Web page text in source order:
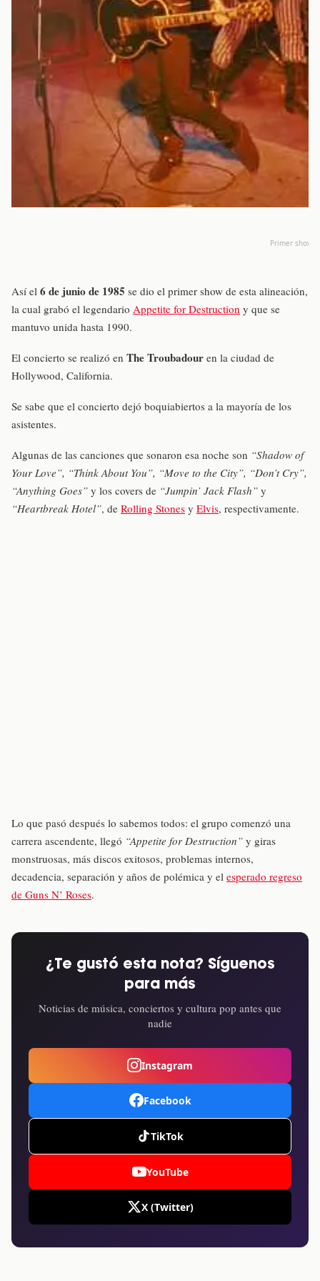
Primer show
Así el 6 de junio de 1985 se dio el primer show de esta alineación,
la cual grabó el legendario Appetite for Destruction y que se
mantuvo unida hasta 1990.
El concierto se realizó en The Troubadour en la ciudad de
Hollywood, California.
Se sabe que el concierto dejó boquiabiertos a la mayoría de los
asistentes.
Algunas de las canciones que sonaron esa noche son “Shadow of
Your Love”, “Think About You”, “Move to the City”, “Don’t Cry”,
“Anything Goes” y los covers de “Jumpin’ Jack Flash” y
“Heartbreak Hotel”, de Rolling Stones y Elvis, respectivamente.
Lo que pasó después lo sabemos todos: el grupo comenzó una
carrera ascendente, llegó “Appetite for Destruction” y giras
monstruosas, más discos exitosos, problemas internos,
decadencia, separación y años de polémica y el esperado regreso
de Guns N’ Roses.
¿Te gustó esta nota? Síguenos
para más
Noticias de música, conciertos y cultura pop antes que
nadie
Instagram
Facebook
TikTok
YouTube
X (Twitter)